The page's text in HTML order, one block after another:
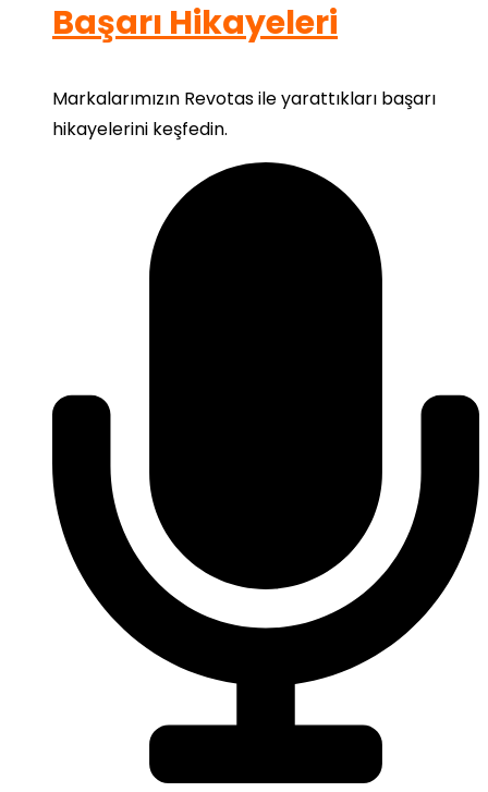
Başarı Hikayeleri
Markalarımızın Revotas ile yarattıkları başarı
hikayelerini keşfedin.